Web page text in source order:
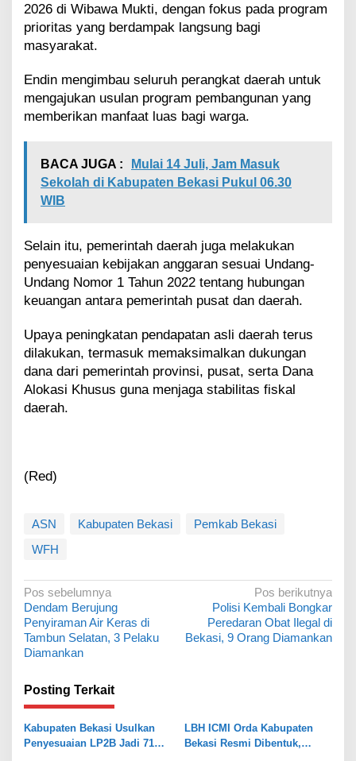
2026 di Wibawa Mukti, dengan fokus pada program
prioritas yang berdampak langsung bagi
masyarakat.
Endin mengimbau seluruh perangkat daerah untuk
mengajukan usulan program pembangunan yang
memberikan manfaat luas bagi warga.
BACA JUGA :
Mulai 14 Juli, Jam Masuk
Sekolah di Kabupaten Bekasi Pukul 06.30
WIB
Selain itu, pemerintah daerah juga melakukan
penyesuaian kebijakan anggaran sesuai Undang-
Undang Nomor 1 Tahun 2022 tentang hubungan
keuangan antara pemerintah pusat dan daerah.
Upaya peningkatan pendapatan asli daerah terus
dilakukan, termasuk memaksimalkan dukungan
dana dari pemerintah provinsi, pusat, serta Dana
Alokasi Khusus guna menjaga stabilitas fiskal
daerah.
(Red)
ASN Kabupaten Bekasi
Pemkab Bekasi
WFH
N
a
v
i
g
a
s
i
Pos sebelumnya
Dendam Berujung
Penyiraman Air Keras di
Tambun Selatan, 3 Pelaku
Diamankan
Pos berikutnya
Polisi Kembali Bongkar
Peredaran Obat Ilegal di
Bekasi, 9 Orang Diamankan
Posting Terkait
Kabupaten Bekasi Usulkan
Penyesuaian LP2B Jadi 71
LBH ICMI Orda Kabupaten
Bekasi Resmi Dibentuk,